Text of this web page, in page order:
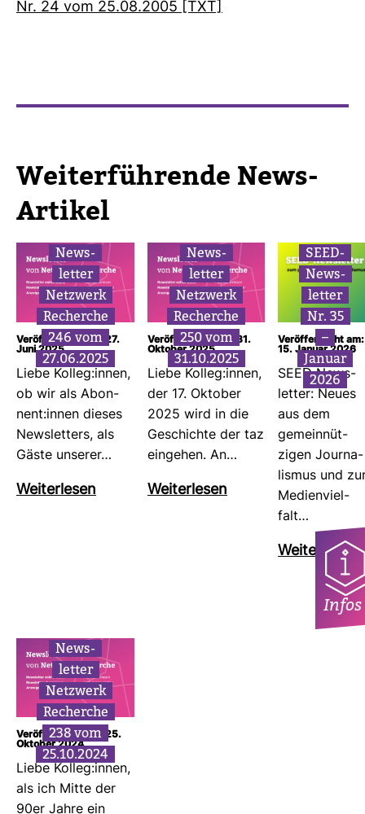
Nr. 24 vom 25.08.2005 [TXT]
Wei­ter­füh­rende News-​
Artikel
News­
letter
Netz­werk
Recherche
246 vom
27.06.2025
Veröffentlicht am: 27.
Juni 2025
Liebe Kolleg:innen,
ob wir als Abon­
nent:innen dieses
News­let­ters, als
Gäste unserer…
Wei­ter­lesen
News­
letter
Netz­werk
Recherche
250 vom
31.10.2025
Veröffentlicht am: 31.
Oktober 2025
Liebe Kolleg:innen,
der 17. Oktober
2025 wird in die
Geschichte der taz
ein­gehen. An…
Wei­ter­lesen
SEED-​
News­
letter
Nr. 35
–
Januar
2026
Veröffentlicht am:
15. Januar 2026
SEED-​News­
letter: Neues
aus dem
gemein­nüt­
zigen Jour­na­
lismus und
Medi­en­viel­
falt…
Wei­ter­lesen
News­
letter
Netz­werk
Recherche
238 vom
25.10.2024
Veröffentlicht am: 25.
Oktober 2024
Liebe Kolleg:innen,
als ich Mitte der
90er Jahre ein
Infos